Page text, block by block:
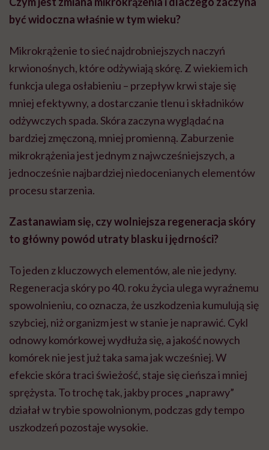
być widoczna właśnie w tym wieku?
Mikrokrążenie to sieć najdrobniejszych naczyń
krwionośnych, które odżywiają skórę. Z wiekiem ich
funkcja ulega osłabieniu – przepływ krwi staje się
mniej efektywny, a dostarczanie tlenu i składników
odżywczych spada. Skóra zaczyna wyglądać na
bardziej zmęczoną, mniej promienną. Zaburzenie
mikrokrążenia jest jednym z najwcześniejszych, a
jednocześnie najbardziej niedocenianych elementów
procesu starzenia.
Zastanawiam się, czy wolniejsza regeneracja skóry
to główny powód utraty blasku i jędrności?
To jeden z kluczowych elementów, ale nie jedyny.
Regeneracja skóry po 40. roku życia ulega wyraźnemu
spowolnieniu, co oznacza, że uszkodzenia kumulują się
szybciej, niż organizm jest w stanie je naprawić. Cykl
odnowy komórkowej wydłuża się, a jakość nowych
komórek nie jest już taka sama jak wcześniej. W
efekcie skóra traci świeżość, staje się cieńsza i mniej
sprężysta. To trochę tak, jakby proces „naprawy”
działał w trybie spowolnionym, podczas gdy tempo
uszkodzeń pozostaje wysokie.